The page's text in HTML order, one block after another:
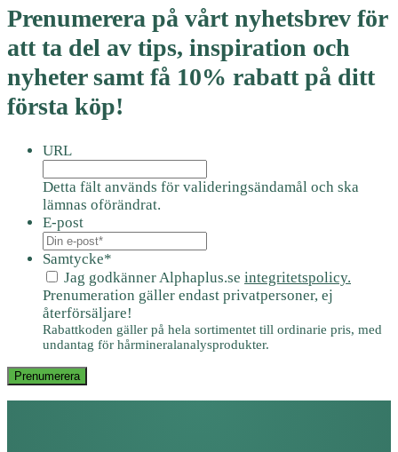
Prenumerera på vårt nyhetsbrev för
att ta del av tips, inspiration och
nyheter samt få 10% rabatt på ditt
första köp!
URL
Detta fält används för valideringsändamål och ska
lämnas oförändrat.
E-post
Samtycke*
Jag godkänner Alphaplus.se integritetspolicy.
Prenumeration gäller endast privatpersoner, ej
återförsäljare!
Rabattkoden gäller på hela sortimentet till ordinarie pris, med
undantag för hårmineralanalysprodukter.
Prenumerera